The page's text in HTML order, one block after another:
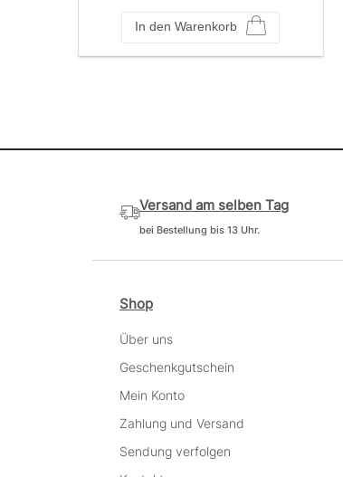
In den Warenkorb
Versand am selben Tag
bei Bestellung bis 13 Uhr.
Shop
Über uns
Geschenkgutschein
Mein Konto
Zahlung und Versand
Sendung verfolgen